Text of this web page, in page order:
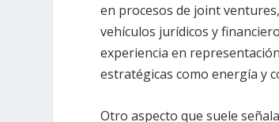
en procesos de joint
vehículos jurídicos y
experiencia en
estratégicas como energía y
Otro aspecto que suele